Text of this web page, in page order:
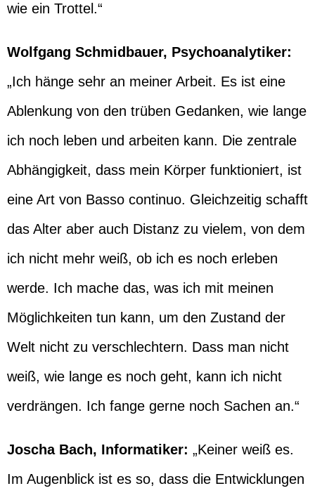
wie ein Trottel.“
Wolfgang Schmidbauer, Psychoanalytiker:
„Ich hänge sehr an meiner Arbeit. Es ist eine
Ablenkung von den trüben Gedanken, wie lange
ich noch leben und arbeiten kann. Die zentrale
Abhängigkeit, dass mein Körper funktioniert, ist
eine Art von Basso continuo. Gleichzeitig schafft
das Alter aber auch Distanz zu vielem, von dem
ich nicht mehr weiß, ob ich es noch erleben
werde. Ich mache das, was ich mit meinen
Möglichkeiten tun kann, um den Zustand der
Welt nicht zu verschlechtern. Dass man nicht
weiß, wie lange es noch geht, kann ich nicht
verdrängen. Ich fange gerne noch Sachen an.“
Joscha Bach, Informatiker: „Keiner weiß es.
Im Augenblick ist es so, dass die Entwicklungen